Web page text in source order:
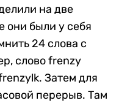
на две
они были у себя
24 слова с
слово frenzy
Затем для
перерыв. Там